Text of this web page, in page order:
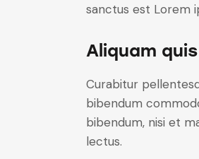
sanctus est Lorem
Aliquam
Curabitur
bibendum
bibendum, nisi et
lectus.